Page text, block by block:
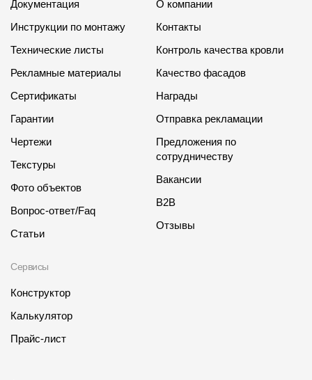
Документация
Инструкции по монтажу
Технические листы
Рекламные материалы
Сертификаты
Гарантии
Чертежи
Текстуры
Фото объектов
Вопрос-ответ/Faq
Статьи
Сервисы
Конструктор
Калькулятор
Прайс-лист
О компании
Контакты
Контроль качества кровли
Качество фасадов
Награды
Отправка рекламации
Предложения по
сотрудничеству
Вакансии
B2B
Отзывы